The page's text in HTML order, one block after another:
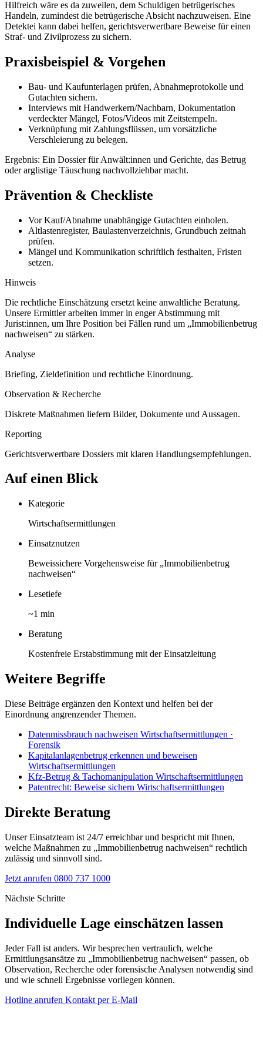
Hilfreich wäre es da zuweilen, dem Schuldigen betrügerisches
Handeln, zumindest die betrügerische Absicht nachzuweisen. Eine
Detektei kann dabei helfen, gerichtsverwertbare Beweise für einen
Straf- und Zivilprozess zu sichern.
Praxisbeispiel & Vorgehen
Bau- und Kaufunterlagen prüfen, Abnahmeprotokolle und
Gutachten sichern.
Interviews mit Handwerkern/Nachbarn, Dokumentation
verdeckter Mängel, Fotos/Videos mit Zeitstempeln.
Verknüpfung mit Zahlungsflüssen, um vorsätzliche
Verschleierung zu belegen.
Ergebnis: Ein Dossier für Anwält:innen und Gerichte, das Betrug
oder arglistige Täuschung nachvollziehbar macht.
Prävention & Checkliste
Vor Kauf/Abnahme unabhängige Gutachten einholen.
Altlastenregister, Baulastenverzeichnis, Grundbuch zeitnah
prüfen.
Mängel und Kommunikation schriftlich festhalten, Fristen
setzen.
Hinweis
Die rechtliche Einschätzung ersetzt keine anwaltliche Beratung.
Unsere Ermittler arbeiten immer in enger Abstimmung mit
Jurist:innen, um Ihre Position bei Fällen rund um „Immobilienbetrug
nachweisen“ zu stärken.
Analyse
Briefing, Zieldefinition und rechtliche Einordnung.
Observation & Recherche
Diskrete Maßnahmen liefern Bilder, Dokumente und Aussagen.
Reporting
Gerichtsverwertbare Dossiers mit klaren Handlungsempfehlungen.
Auf einen Blick
Kategorie
Wirtschaftsermittlungen
Einsatznutzen
Beweissichere Vorgehensweise für „Immobilienbetrug
nachweisen“
Lesetiefe
~1 min
Beratung
Kostenfreie Erstabstimmung mit der Einsatzleitung
Weitere Begriffe
Diese Beiträge ergänzen den Kontext und helfen bei der
Einordnung angrenzender Themen.
Datenmissbrauch nachweisen Wirtschaftsermittlungen ·
Forensik
Kapitalanlagenbetrug erkennen und beweisen
Wirtschaftsermittlungen
Kfz-Betrug & Tachomanipulation Wirtschaftsermittlungen
Patentrecht: Beweise sichern Wirtschaftsermittlungen
Direkte Beratung
Unser Einsatzteam ist 24/7 erreichbar und bespricht mit Ihnen,
welche Maßnahmen zu „Immobilienbetrug nachweisen“ rechtlich
zulässig und sinnvoll sind.
Jetzt anrufen 0800 737 1000
Nächste Schritte
Individuelle Lage einschätzen lassen
Jeder Fall ist anders. Wir besprechen vertraulich, welche
Ermittlungsansätze zu „Immobilienbetrug nachweisen“ passen, ob
Observation, Recherche oder forensische Analysen notwendig sind
und wie schnell Ergebnisse vorliegen können.
Hotline anrufen Kontakt per E-Mail